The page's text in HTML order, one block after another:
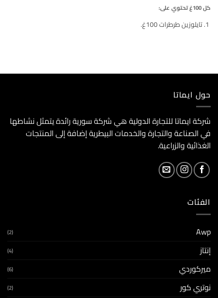
كل 100غ تحتوي على:
تايلوزين طرطرات 100غ.
حول ايماتا
شركة ايماتا للتجارة الدولية هي شركة سورية رائدة يتمثل نشاطها
في الصناعة والتجارة والخدمات البيطرية إضافة إلى المنتجات
الغذائية والزراعية.
الفئات
Awp
(2)
إنتاز (4)
ميركوردي (6)
نوتري كور (2)